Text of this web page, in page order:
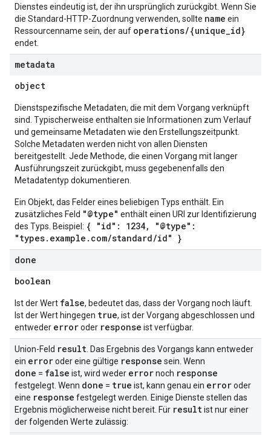
Dienstes eindeutig ist, der ihn ursprünglich zurückgibt. Wenn Sie
die Standard-HTTP-Zuordnung verwenden, sollte name ein
Ressourcenname sein, der auf operations/{unique_id}
endet.
metadata
object
Dienstspezifische Metadaten, die mit dem Vorgang verknüpft
sind. Typischerweise enthalten sie Informationen zum Verlauf
und gemeinsame Metadaten wie den Erstellungszeitpunkt.
Solche Metadaten werden nicht von allen Diensten
bereitgestellt. Jede Methode, die einen Vorgang mit langer
Ausführungszeit zurückgibt, muss gegebenenfalls den
Metadatentyp dokumentieren.
Ein Objekt, das Felder eines beliebigen Typs enthält. Ein
zusätzliches Feld "@type" enthält einen URI zur Identifizierung
des Typs. Beispiel: { "id": 1234, "@type":
"types.example.com/standard/id" }
done
boolean
Ist der Wert false, bedeutet das, dass der Vorgang noch läuft.
Ist der Wert hingegen true, ist der Vorgang abgeschlossen und
entweder erroroder response ist verfügbar.
Union-Feld result . Das Ergebnis des Vorgangs kann entweder
ein erroroder eine gültige response sein. Wenn
done = false ist, wird weder errornoch response
festgelegt. Wenn done = true ist, kann genau ein erroroder
eine response festgelegt werden. Einige Dienste stellen das
Ergebnis möglicherweise nicht bereit. Für resultist nur einer
der folgenden Werte zulässig: